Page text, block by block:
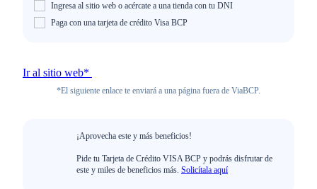
Ingresa al sitio web o acércate a una tienda con tu DNI
Paga con una tarjeta de crédito Visa BCP
Ir al sitio web*
*El siguiente enlace te enviará a una página fuera de ViaBCP.
¡Aprovecha este y más beneficios!
Pide tu Tarjeta de Crédito VISA BCP y podrás disfrutar de
este y miles de beneficios más. Solicítala aquí